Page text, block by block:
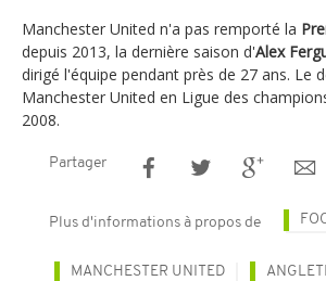
Manchester United n'a pas remporté la
depuis 2013, la dernière saison d'Alex
dirigé l'équipe pendant près de 27 ans. Le
Manchester United en Ligue des
2008.
Partager
Plus d'informations à propos de
MANCHESTER UNITED